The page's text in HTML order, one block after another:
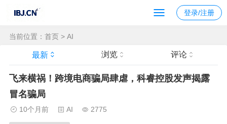
登录/注册
当前位置： 首页 > AI
最新 浏览 评论
飞来横祸！跨境电商骗局肆虐，科睿控股发声揭露
冒名骗局
10个月前 AI 2775